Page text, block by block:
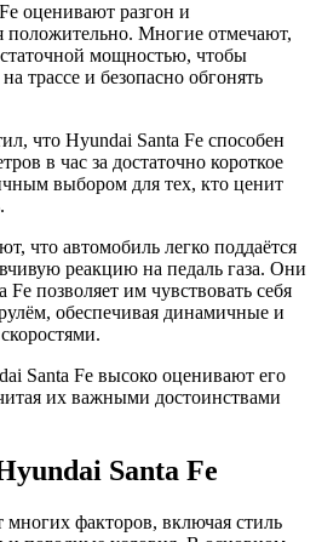
оценивают разгон и
положительно. Многие отмечают,
мощностью, чтобы
трассе и безопасно обгонять
что Hyundai Santa Fe способен
в час за достаточно короткое
выбором для тех, кто ценит
что автомобиль легко поддаётся
реакцию на педаль газа. Они
позволяет им чувствовать себя
обеспечивая динамичные и
Santa Fe высоко оценивают его
их важными достоинствами
Santa Fe
многих факторов, включая стиль